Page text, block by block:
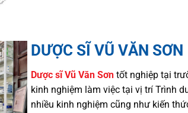
DƯỢC SĨ VŨ VĂN SƠN
Dược sĩVũ Văn Sơntốt nghiệp tại
kinh nghiệm làm việc tại vị trí Trình
nhiều kinh nghiệm cũng nhưkiến